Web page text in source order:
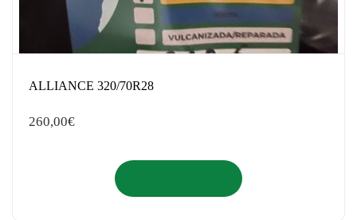
ALLIANCE 320/70R28
260,00€